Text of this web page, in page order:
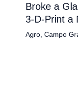
Broke a
3-D-Print a
Agro, Campo